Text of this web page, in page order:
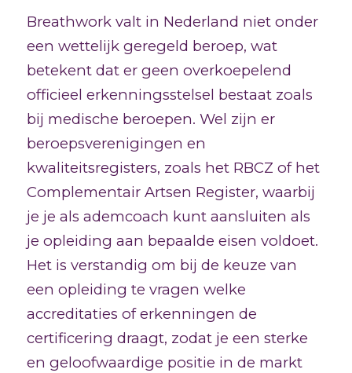
Breathwork valt in Nederland niet onder
een wettelijk geregeld beroep, wat
betekent dat er geen overkoepelend
officieel erkenningsstelsel bestaat zoals
bij medische beroepen. Wel zijn er
beroepsverenigingen en
kwaliteitsregisters, zoals het RBCZ of het
Complementair Artsen Register, waarbij
je je als ademcoach kunt aansluiten als
je opleiding aan bepaalde eisen voldoet.
Het is verstandig om bij de keuze van
een opleiding te vragen welke
accreditaties of erkenningen de
certificering draagt, zodat je een sterke
en geloofwaardige positie in de markt